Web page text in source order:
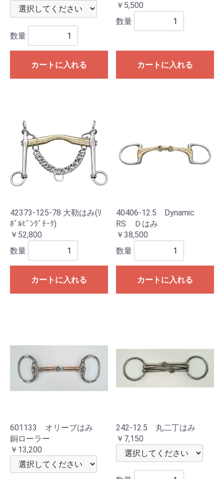
数量
カートに入れる
￥5,500
数量
カートに入れる
42373-125-78 大勒はみ(ﾘ
ﾎﾞﾙﾋﾞﾝｸﾞﾁｰｸ)
￥52,800
数量
カートに入れる
40406-12.5 Dynamic
RS Ｄはみ
￥38,500
数量
カートに入れる
601133 オリーブはみ
銅ローラー
￥13,200
242-12.5 丸二丁はみ
￥7,150